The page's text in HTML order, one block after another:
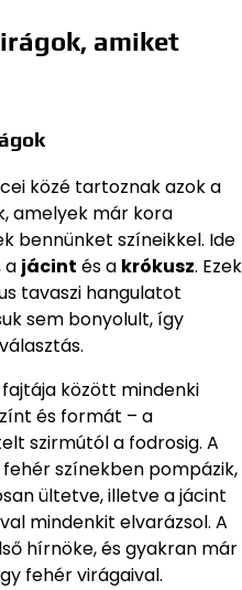
amiket
közé tartoznak azok a
amelyek már kora
bennünket színeikkel. Ide
a jácint és a krókusz. Ezek
tavaszi hangulatot
sem bonyolult, így
között mindenki
és formát – a
szirmútól a fodrosig. A
színekben pompázik,
ültetve, illetve a jácint
mindenkit elvarázsol. A
hírnöke, és gyakran már
fehér virágaival.